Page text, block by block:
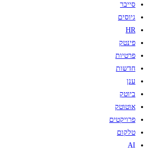
סייבר
גיוסים
HR
פינטק
פרטיות
חדשות
ענן
ביוטק
אוטוטק
פרויקטים
טלקום
AI